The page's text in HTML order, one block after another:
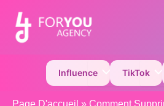
contenu
InfluencePermutateur de
TikTok
Page D'accueil » Comment